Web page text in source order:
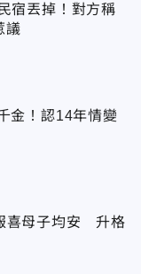
宿丟掉！對方稱
議
金！認14年情變
喜母子均安 升格